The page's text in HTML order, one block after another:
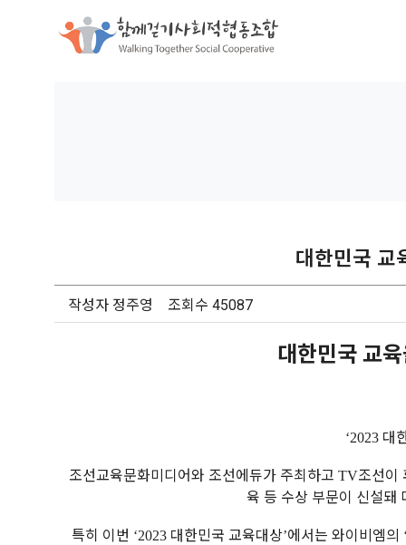
대한민국 교
작성자 정주영 조회수 45087
대한민국 교
‘2023 대
조선교육문화미디어와 조선에듀가 주최하고 TV조선이
육 등 수상 부문이 신설돼
특히 이번 ‘2023 대한민국 교육대상’에서는 와이비엠의